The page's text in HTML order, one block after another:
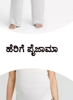
ಹೆರಿಗೆ ಪೈಜಾಮಾ